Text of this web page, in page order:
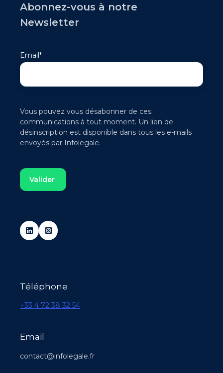
Abonnez-vous à notre
Newsletter
Email*
Vous pouvez vous désabonner de ces
communications à tout moment. Un lien de
désinscription est disponible dans tous les e-mails
envoyés par Infolegale.
Téléphone
+33 4 72 38 32 54
Email
contact@infolegale.fr